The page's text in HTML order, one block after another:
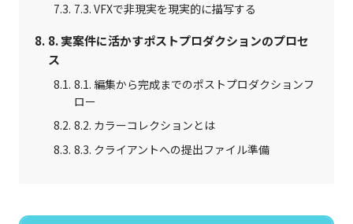
7.3. VFXで非現実を現実的に描写する
8. 実案件に活かすポストプロダクションのプロセ
ス
8.1. 編集から完成までのポストプロダクションフ
ロー
8.2. カラーコレクションとは
8.3. クライアントへの提出ファイル準備